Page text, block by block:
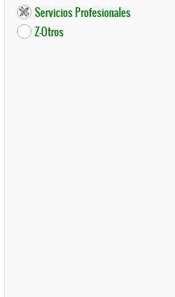
Servicios Profesionales
Z-Otros